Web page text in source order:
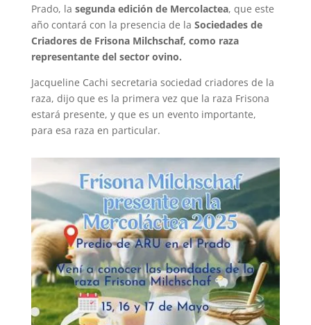
Prado, la segunda edición de Mercolactea, que este
año contará con la presencia de la Sociedades de
Criadores de Frisona Milchschaf, como raza
representante del sector ovino.
Jacqueline Cachi secretaria sociedad criadores de la
raza, dijo que es la primera vez que la raza Frisona
estará presente, y que es un evento importante,
para esa raza en particular.